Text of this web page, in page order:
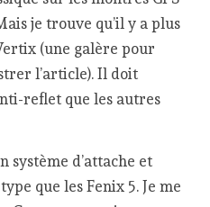
je trouve qu’il y a plus
(une galère pour
l’article). Il doit
reflet que les autres
système d’attache et
que les Fenix 5. Je me